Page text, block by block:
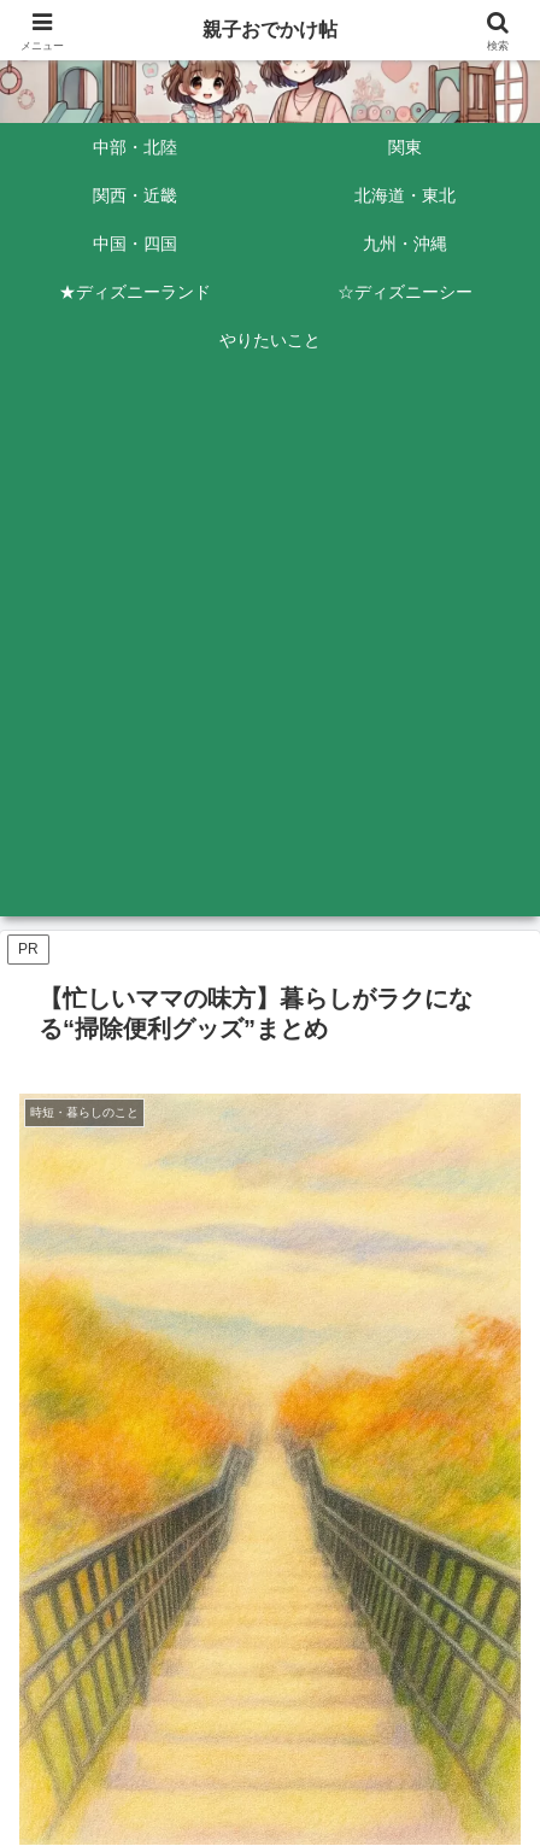
中部・北陸 関東
関西・近畿 北海道・東北
中国・四国 九州・沖縄
★ディズニーランド ☆ディズニーシー
やりたいこと
PR
【忙しいママの味方】暮らしがラクにな
る“掃除便利グッズ”まとめ
時短・暮らしのこと
メニュー
親子おでかけ帖
検索